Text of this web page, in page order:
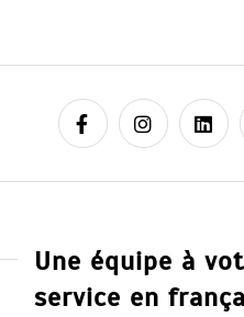
Une équipe à
service en